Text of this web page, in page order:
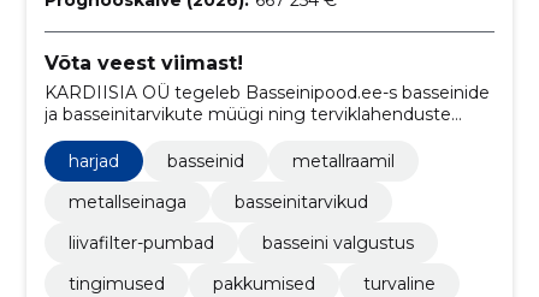
Võta veest viimast!
KARDIISIA OÜ tegeleb Basseinipood.ee-s basseinide
ja basseinitarvikute müügi ning terviklahenduste
pakkumisega koduaias veemõnude loomiseks.
harjad
basseinid
metallraamil
metallseinaga
basseinitarvikud
liivafilter-pumbad
basseini valgustus
tingimused
pakkumised
turvaline